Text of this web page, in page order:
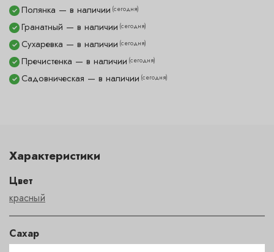
✓ Гранатный — в наличии (сегодня)
✓ Полянка — в наличии (сегодня)
✓ Пречистенка — в наличии (сегодня)
✓ Садовническая — в наличии (сегодня)
✓ Сухаревка — в наличии (сегодня)
Характеристики
Цвет
красный
Сахар